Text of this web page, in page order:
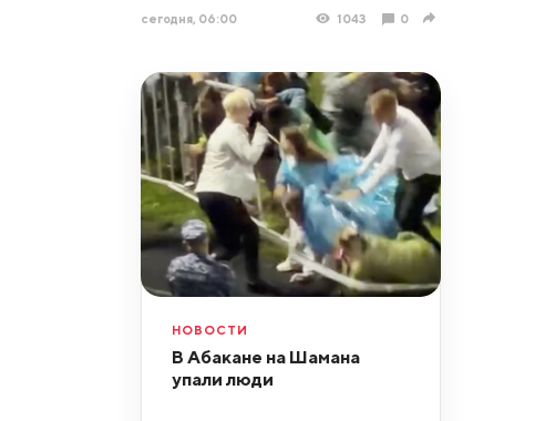
сегодня, 06:00 1043 0
НОВОСТИ
В Абакане на Шамана
упали люди